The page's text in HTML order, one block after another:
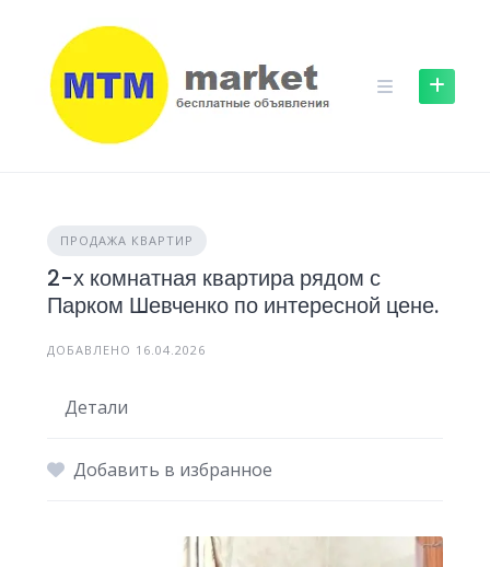
content
ПРОДАЖА КВАРТИР
2-х комнатная квартира рядом с
Парком Шевченко по интересной цене.
ДОБАВЛЕНО 16.04.2026
Детали
Добавить в избранное